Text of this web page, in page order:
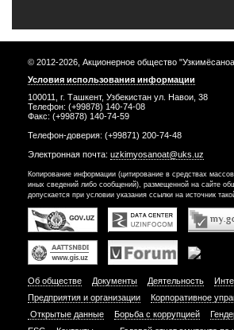
© 2012-2026, Акционерное общество
Условия использования информации
100011, г. Ташкент, Узбекистан ул. Навои, 38
Телефон: (+99878) 140-74-08
Факс: (+99878) 140-74-59
Телефон-доверия: (+99871) 200-74-48
Электронная почта: uzkimyosanoat@uks.uz
Копирование информации (цитирование в средствах
иных сведений либо сообщений), размещенной на сайте
допускается при условии указания ссылки на источник
Об обществе Документы Деятельность
Предприятия и организации
Корпоративное
Открытые данные
Борьба с коррупцией